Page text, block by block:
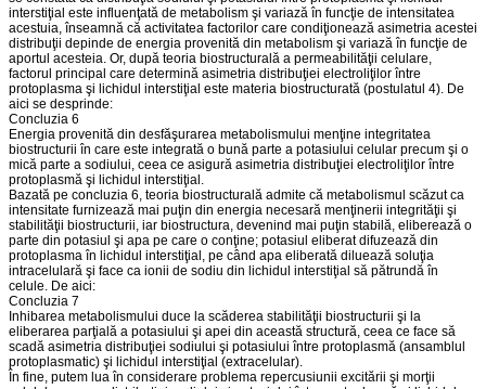
interstiţial este influenţată de metabolism şi variază în funcţie de intensitatea
acestuia, înseamnă că activitatea factorilor care condiţionează asimetria acestei
distribuţii depinde de energia provenită din metabolism şi variază în funcţie de
aportul acesteia. Or, după teoria biostructurală a permeabilităţii celulare,
factorul principal care determină asimetria distribuţiei electroliţilor între
protoplasma şi lichidul interstiţial este materia biostructurată (postulatul 4). De
aici se desprinde:
Concluzia 6
Energia provenită din desfăşurarea metabolismului menţine integritatea
biostructurii în care este integrată o bună parte a potasiului celular precum şi o
mică parte a sodiului, ceea ce asigură asimetria distribuţiei electroliţilor între
protoplasmă şi lichidul interstiţial.
Bazată pe concluzia 6, teoria biostructurală admite că metabolismul scăzut ca
intensitate furnizează mai puţin din energia necesară menţinerii integrităţii şi
stabilităţii biostructurii, iar biostructura, devenind mai puţin stabilă, eliberează o
parte din potasiul şi apa pe care o conţine; potasiul eliberat difuzează din
protoplasma în lichidul interstiţial, pe când apa eliberată diluează soluţia
intracelulară şi face ca ionii de sodiu din lichidul interstiţial să pătrundă în
celule. De aici:
Concluzia 7
Inhibarea metabolismului duce la scăderea stabilităţii biostructurii şi la
eliberarea parţială a potasiului şi apei din această structură, ceea ce face să
scadă asimetria distribuţiei sodiului şi potasiului între protoplasmă (ansamblul
protoplasmatic) şi lichidul interstiţial (extracelular).
În fine, putem lua în considerare problema repercusiunii excitării şi morţii